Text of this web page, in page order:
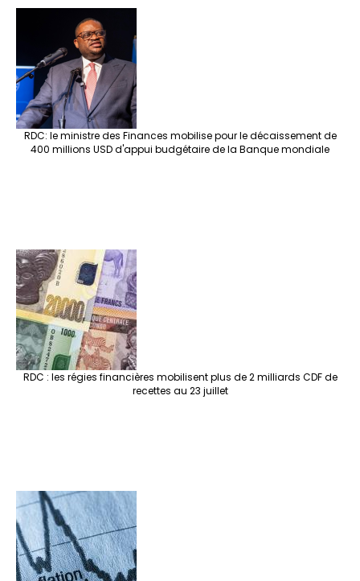
RDC: le ministre des Finances mobilise pour le décaissement de
400 millions USD d'appui budgétaire de la Banque mondiale
RDC : les régies financières mobilisent plus de 2 milliards CDF de
recettes au 23 juillet